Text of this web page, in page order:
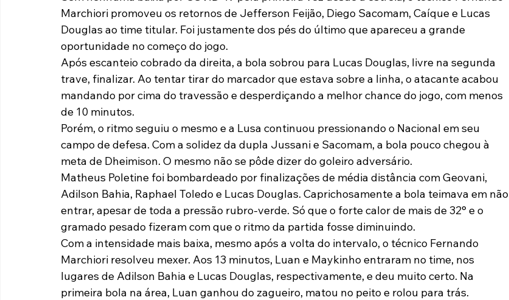
Marchiori promoveu os retornos de Jefferson Feijão, Diego Sacomam, Caíque e Lucas
Douglas ao time titular. Foi justamente dos pés do último que apareceu a grande
oportunidade no começo do jogo.
Após escanteio cobrado da direita, a bola sobrou para Lucas Douglas, livre na segunda
trave, finalizar. Ao tentar tirar do marcador que estava sobre a linha, o atacante acabou
mandando por cima do travessão e desperdiçando a melhor chance do jogo, com menos
de 10 minutos.
Porém, o ritmo seguiu o mesmo e a Lusa continuou pressionando o Nacional em seu
campo de defesa. Com a solidez da dupla Jussani e Sacomam, a bola pouco chegou à
meta de Dheimison. O mesmo não se pôde dizer do goleiro adversário.
Matheus Poletine foi bombardeado por finalizações de média distância com Geovani,
Adilson Bahia, Raphael Toledo e Lucas Douglas. Caprichosamente a bola teimava em não
entrar, apesar de toda a pressão rubro-verde. Só que o forte calor de mais de 32° e o
gramado pesado fizeram com que o ritmo da partida fosse diminuindo.
Com a intensidade mais baixa, mesmo após a volta do intervalo, o técnico Fernando
Marchiori resolveu mexer. Aos 13 minutos, Luan e Maykinho entraram no time, nos
lugares de Adilson Bahia e Lucas Douglas, respectivamente, e deu muito certo. Na
primeira bola na área, Luan ganhou do zagueiro, matou no peito e rolou para trás.